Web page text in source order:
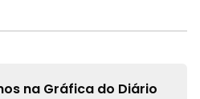
na Gráfica do Diário